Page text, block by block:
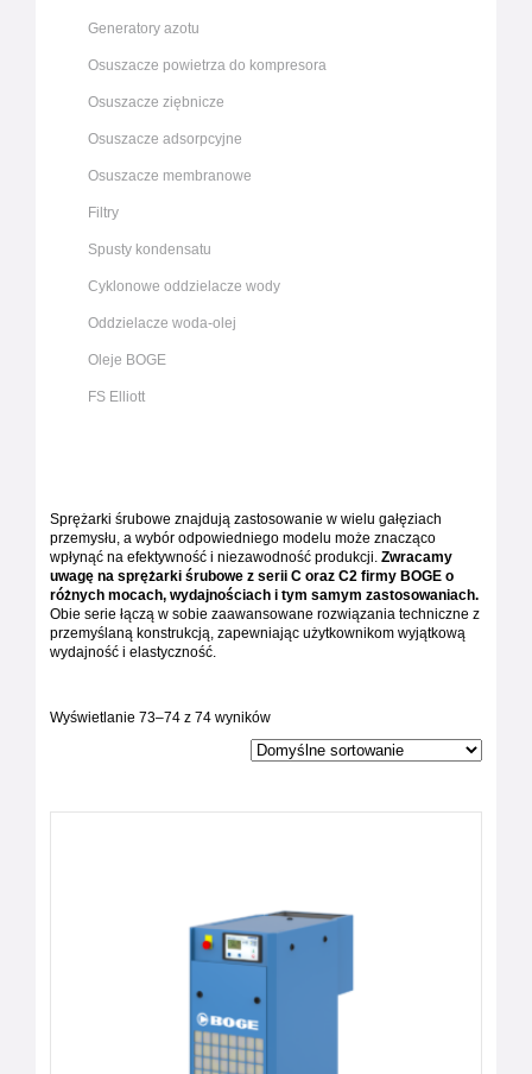
Generatory azotu
Osuszacze powietrza do kompresora
Osuszacze ziębnicze
Osuszacze adsorpcyjne
Osuszacze membranowe
Filtry
Spusty kondensatu
Cyklonowe oddzielacze wody
Oddzielacze woda-olej
Oleje BOGE
FS Elliott
Sprężarki śrubowe znajdują zastosowanie w wielu gałęziach
przemysłu, a wybór odpowiedniego modelu może znacząco
wpłynąć na efektywność i niezawodność produkcji. Zwracamy
uwagę na sprężarki śrubowe z serii C oraz C2 firmy BOGE o
różnych mocach, wydajnościach i tym samym zastosowaniach.
Obie serie łączą w sobie zaawansowane rozwiązania techniczne z
przemyślaną konstrukcją, zapewniając użytkownikom wyjątkową
wydajność i elastyczność.
Wyświetlanie 73–74 z 74 wyników